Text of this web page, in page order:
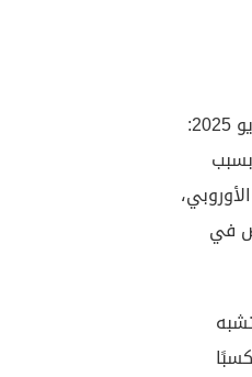
ذكر أمور أن الاتحاد الأوروبي هو من قدم عرض الانضمام إلى تركيا، قائلًا في تقريره الأخير الصادر مايو 2025:
في